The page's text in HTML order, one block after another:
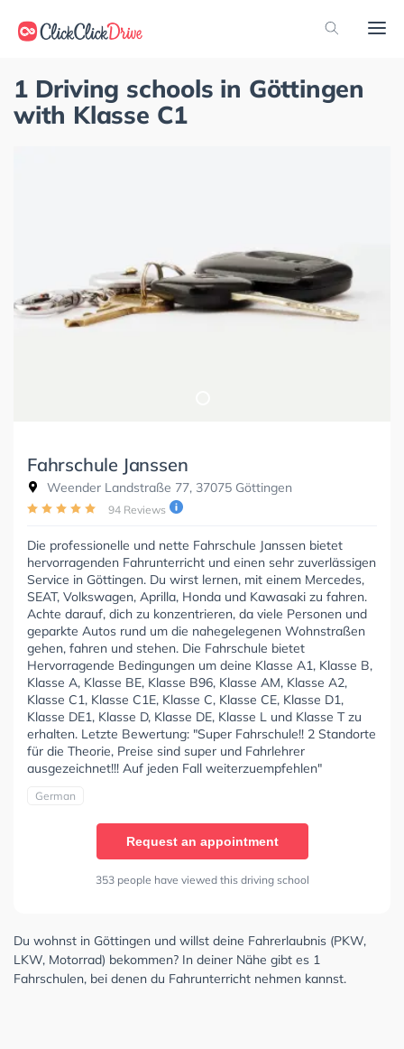
1 Driving schools in Göttingen
with Klasse C1
Fahrschule Janssen
Weender Landstraße 77, 37075 Göttingen
94 Reviews
Die professionelle und nette Fahrschule Janssen bietet
hervorragenden Fahrunterricht und einen sehr zuverlässigen
Service in Göttingen. Du wirst lernen, mit einem Mercedes,
SEAT, Volkswagen, Aprilla, Honda und Kawasaki zu fahren.
Achte darauf, dich zu konzentrieren, da viele Personen und
geparkte Autos rund um die nahegelegenen Wohnstraßen
gehen, fahren und stehen. Die Fahrschule bietet
Hervorragende Bedingungen um deine Klasse A1, Klasse B,
Klasse A, Klasse BE, Klasse B96, Klasse AM, Klasse A2,
Klasse C1, Klasse C1E, Klasse C, Klasse CE, Klasse D1,
Klasse DE1, Klasse D, Klasse DE, Klasse L und Klasse T zu
erhalten. Letzte Bewertung: "Super Fahrschule!! 2 Standorte
für die Theorie, Preise sind super und Fahrlehrer
ausgezeichnet!!! Auf jeden Fall weiterzuempfehlen"
German
Request an appointment
353 people have viewed this driving school
Du wohnst in Göttingen und willst deine Fahrerlaubnis (PKW,
LKW, Motorrad) bekommen? In deiner Nähe gibt es 1
Fahrschulen, bei denen du Fahrunterricht nehmen kannst.